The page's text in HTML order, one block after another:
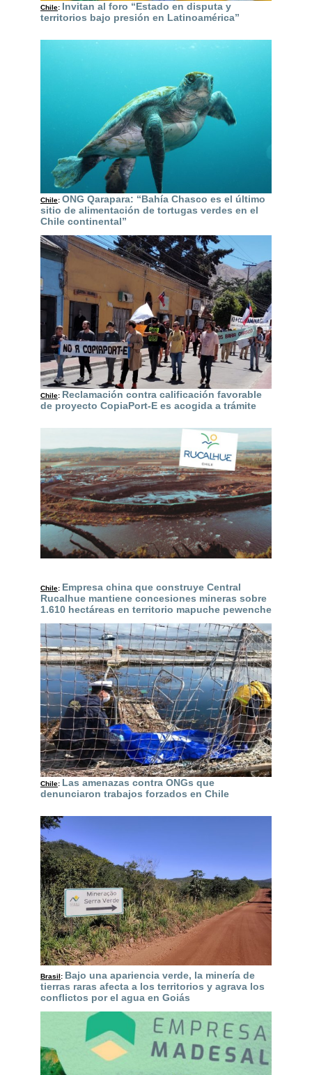
Chile: Invitan al foro “Estado en disputa y
territorios bajo presión en Latinoamérica”
Chile: ONG Qarapara: “Bahía Chasco es el último
sitio de alimentación de tortugas verdes en el
Chile continental”
Chile: Reclamación contra calificación favorable
de proyecto CopiaPort-E es acogida a trámite
Chile: Empresa china que construye Central
Rucalhue mantiene concesiones mineras sobre
1.610 hectáreas en territorio mapuche pewenche
Chile: Las amenazas contra ONGs que
denunciaron trabajos forzados en Chile
Brasil: Bajo una apariencia verde, la minería de
tierras raras afecta a los territorios y agrava los
conflictos por el agua en Goiás